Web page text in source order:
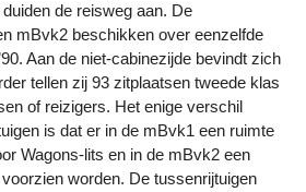
de reisweg aan. De
mBvk2 beschikken over eenzelfde
Aan de niet-cabinezijde bevindt zich
tellen zij 93 zitplaatsen tweede klas
of reizigers. Het enige verschil
is dat er in de mBvk1 een ruimte
Wagons-lits en in de mBvk2 een
worden. De tussenrijtuigen